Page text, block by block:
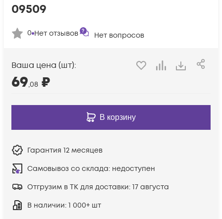
09509
0 Нет отзывов Нет вопросов
Ваша цена (шт):
69,08 ₽
В корзину
Гарантия 12 месяцев
Самовывоз со склада: недоступен
Отгрузим в ТК для доставки: 17 августа
В наличии: 1 000+ шт